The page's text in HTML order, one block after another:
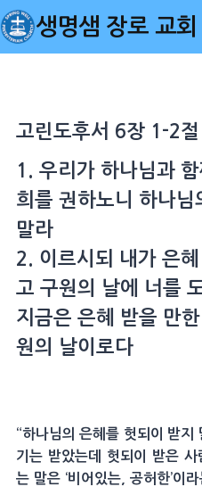
Skip
to
content
생명샘 장로 교회
고린도후서 6장 1-2절
1. 우리가 하나님과
희를 권하노니 하나님
말라
2. 이르시되 내가 은
고 구원의 날에 너를
지금은 은혜 받을 만
원의 날이로다
“하나님의 은혜를 헛되이 받지
기는 받았는데 헛되이 받은 사
는 말은 ‘비어있는, 공허한’이